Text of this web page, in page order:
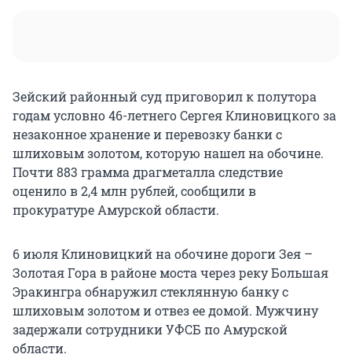
Зейский районный суд приговорил к полутора
годам условно 46-летнего Сергея Клиновицкого за
незаконное хранение и перевозку банки с
шлиховым золотом, которую нашел на обочине.
Почти 883 грамма драгметалла следствие
оценило в 2,4 млн рублей, сообщили в
прокуратуре Амурской области.
6 июля Клиновицкий на обочине дороги Зея –
Золотая Гора в районе моста через реку Большая
Эракингра обнаружил стеклянную банку с
шлиховым золотом и отвез ее домой. Мужчину
задержали сотрудники УФСБ по Амурской
области.